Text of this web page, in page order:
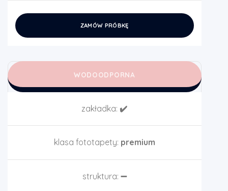
ZAMÓW PRÓBKĘ
WODOODPORNA
zakładka: ✔️
klasa fototapety: premium
struktura: ➖